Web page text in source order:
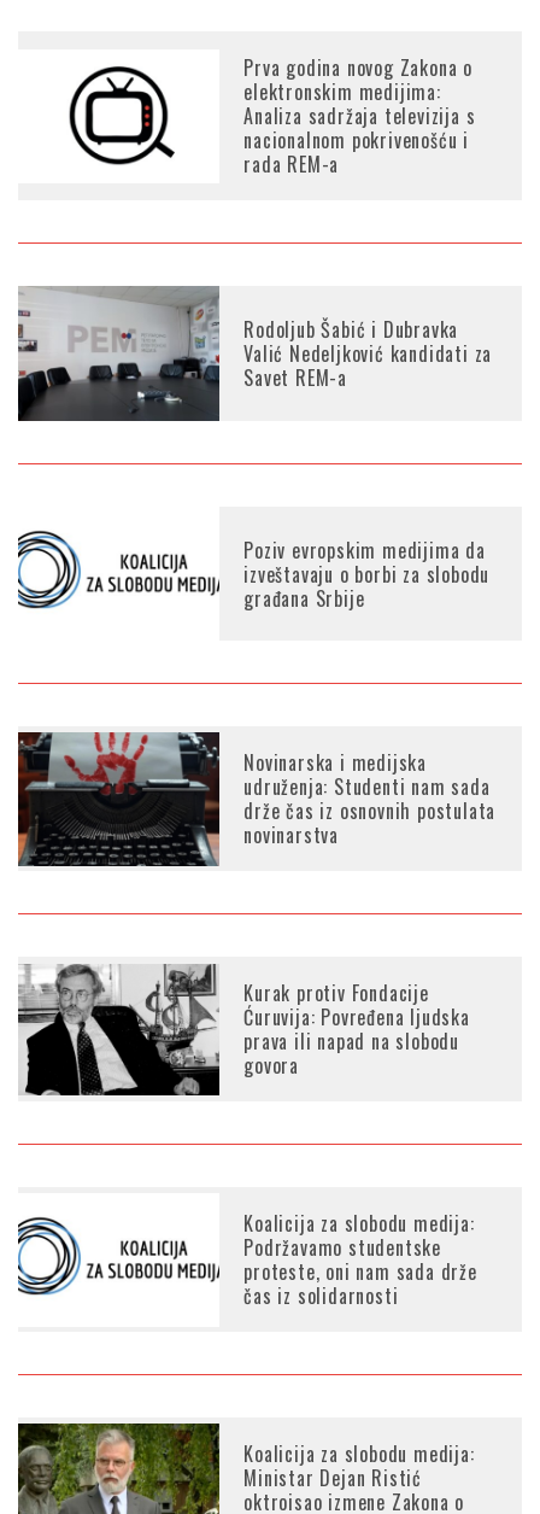
Prva godina novog Zakona o
elektronskim medijima:
Analiza sadržaja televizija s
nacionalnom pokrivenošću i
rada REM-a
Rodoljub Šabić i Dubravka
Valić Nedeljković kandidati za
Savet REM-a
Poziv evropskim medijima da
izveštavaju o borbi za slobodu
građana Srbije
Novinarska i medijska
udruženja: Studenti nam sada
drže čas iz osnovnih postulata
novinarstva
Kurak protiv Fondacije
Ćuruvija: Povređena ljudska
prava ili napad na slobodu
govora
Koalicija za slobodu medija:
Podržavamo studentske
proteste, oni nam sada drže
čas iz solidarnosti
Koalicija za slobodu medija:
Ministar Dejan Ristić
oktroisao izmene Zakona o